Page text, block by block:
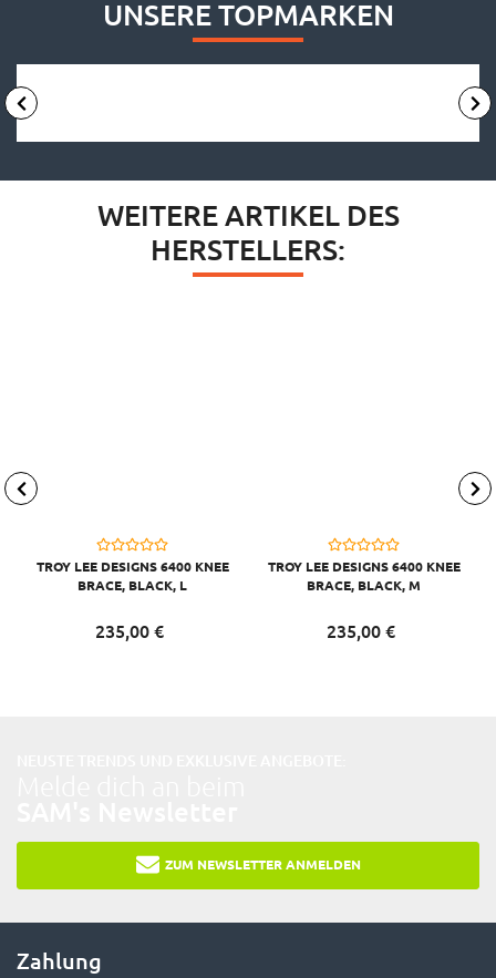
UNSERE TOPMARKEN
WEITERE ARTIKEL DES
HERSTELLERS:
TROY LEE DESIGNS 6400 KNEE
BRACE, BLACK, L
235,00€
TROY LEE DESIGNS 6400 KNEE
BRACE, BLACK, M
235,00€
ZUM NEWSLETTER ANMELDEN
Zahlung